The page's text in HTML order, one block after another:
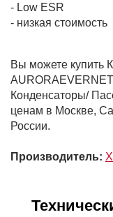
- Low ESR
- низкая стоимость
Вы можете купить
Конденсаторы/
ценам в Москве,
России.
Производитель: